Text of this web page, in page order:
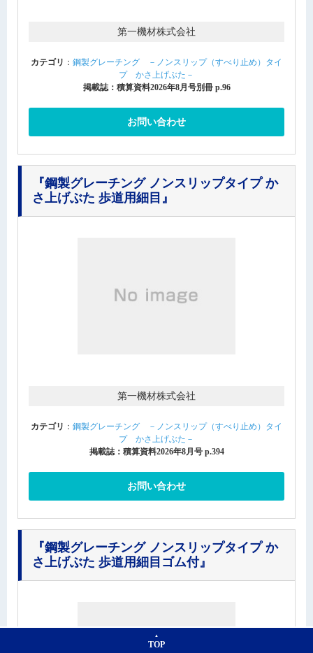
第一機材株式会社
カテゴリ ： 鋼製グレーチング －ノンスリップ（すべり止め）タイ
プ かさ上げぶた－
掲載誌：積算資料2026年8月号別冊 p.96
お問い合わせ
『鋼製グレーチング ノンスリップタイプ か
さ上げぶた 歩道用細目』
第一機材株式会社
カテゴリ ： 鋼製グレーチング －ノンスリップ（すべり止め）タイ
プ かさ上げぶた－
掲載誌：積算資料2026年8月号 p.394
お問い合わせ
『鋼製グレーチング ノンスリップタイプ か
さ上げぶた 歩道用細目ゴム付』
TOP